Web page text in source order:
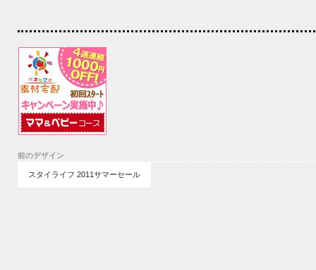
前のデザイン
スタイライフ 2011サマーセール